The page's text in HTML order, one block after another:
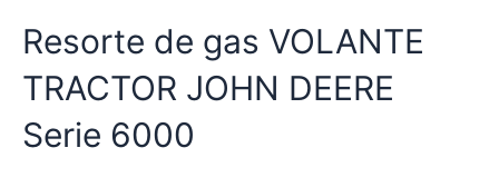
Resorte de gas VOLANTE
TRACTOR JOHN DEERE
Serie 6000